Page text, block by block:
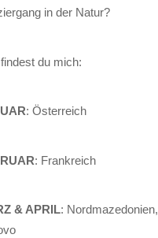
in der Natur?
du mich:
: Österreich
: Frankreich
& APRIL: Nordmazedonien,